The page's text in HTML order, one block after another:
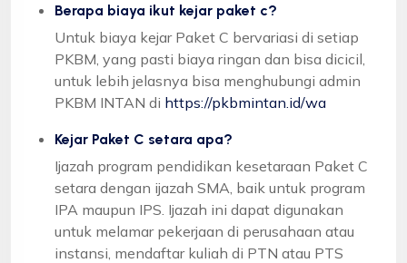
Berapa biaya ikut kejar paket c?
Untuk biaya kejar Paket C bervariasi di setiap
PKBM, yang pasti biaya ringan dan bisa dicicil,
untuk lebih jelasnya bisa menghubungi admin
PKBM INTAN di https://pkbmintan.id/wa
Kejar Paket C setara apa?
Ijazah program pendidikan kesetaraan Paket C
setara dengan ijazah SMA, baik untuk program
IPA maupun IPS. Ijazah ini dapat digunakan
untuk melamar pekerjaan di perusahaan atau
instansi, mendaftar kuliah di PTN atau PTS